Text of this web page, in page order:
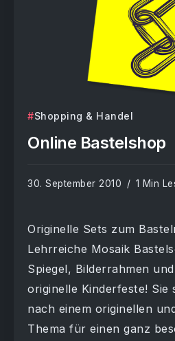
Shopping & Handel
Online Bastelshop
30. September 2010 1 Min
Originelle Sets zum
Lehrreiche Mosaik
Spiegel, Bilderrahmen
originelle Kinderfeste! Sie
nach einem originellen
Thema für einen ganz